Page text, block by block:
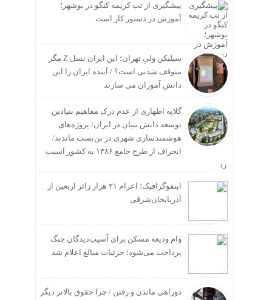
پیشگیری از تب کریمه کنگو در بوشهر؛
آموزش در دستور کار است
سیلیکن ولیِ تهران؛ این ایران نسل Z مگر
متوقف شدنی است؟ / آینده ایران را این
دانش آموزان می سازند
گلایه اطهاری از عدم درک مفاهیم بنیادین
توسعه دانش بنیان در ایران/ پروژه‌های
هوشمندسازی شهری در بن‌بست ماندند/
انحراف از طرح جامع ۱۳۸۶ به کشور آسیب
زد
اینفوگرافیک؛ اعزام ۲۱ هزار زائر اربعین از
آذربایجان‌شرقی
وام ودیعه مسکن برای آسیب‌دیدگان جنگ
پرداخت می‌شود؛ جزئیات مبالغ اعلام شد
دوراهی ماندن و رفتن / چرا حقوق بالاتر دیگر